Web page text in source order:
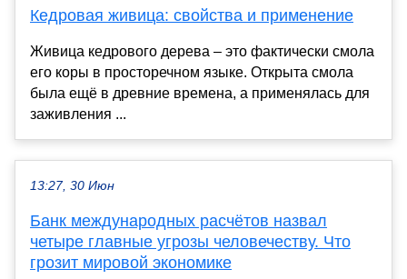
Кедровая живица: свойства и применение
Живица кедрового дерева – это фактически смола
его коры в просторечном языке. Открыта смола
была ещё в древние времена, а применялась для
заживления ...
13:27, 30 Июн
Банк международных расчётов назвал
четыре главные угрозы человечеству. Что
грозит мировой экономике